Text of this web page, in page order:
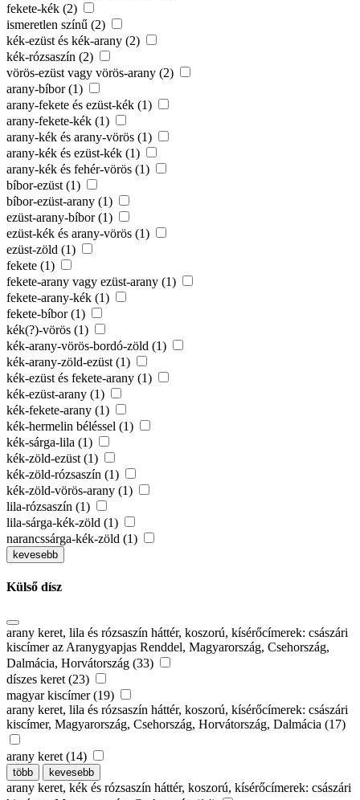
fekete-kék (2)
ismeretlen színű (2)
kék-ezüst és kék-arany (2)
kék-rózsaszín (2)
vörös-ezüst vagy vörös-arany (2)
arany-bíbor (1)
arany-fekete és ezüst-kék (1)
arany-fekete-kék (1)
arany-kék és arany-vörös (1)
arany-kék és ezüst-kék (1)
arany-kék és fehér-vörös (1)
bíbor-ezüst (1)
bíbor-ezüst-arany (1)
ezüst-arany-bíbor (1)
ezüst-kék és arany-vörös (1)
ezüst-zöld (1)
fekete (1)
fekete-arany vagy ezüst-arany (1)
fekete-arany-kék (1)
fekete-bíbor (1)
kék(?)-vörös (1)
kék-arany-vörös-bordó-zöld (1)
kék-arany-zöld-ezüst (1)
kék-ezüst és fekete-arany (1)
kék-ezüst-arany (1)
kék-fekete-arany (1)
kék-hermelin béléssel (1)
kék-sárga-lila (1)
kék-zöld-ezüst (1)
kék-zöld-rózsaszín (1)
kék-zöld-vörös-arany (1)
lila-rózsaszín (1)
lila-sárga-kék-zöld (1)
narancssárga-kék-zöld (1)
kevesebb
Külső dísz
arany keret, lila és rózsaszín háttér, koszorú, kísérőcímerek: császári
kiscímer az Aranygyapjas Renddel, Magyarország, Csehország,
Dalmácia, Horvátország (33)
díszes keret (23)
magyar kiscímer (19)
arany keret, lila és rózsaszín háttér, koszorú, kísérőcímerek: császári
kiscímer, Magyarország, Csehország, Horvátország, Dalmácia (17)
arany keret (14)
több kevesebb
arany keret, kék és rózsaszín háttér, koszorú, kísérőcímerek: császári